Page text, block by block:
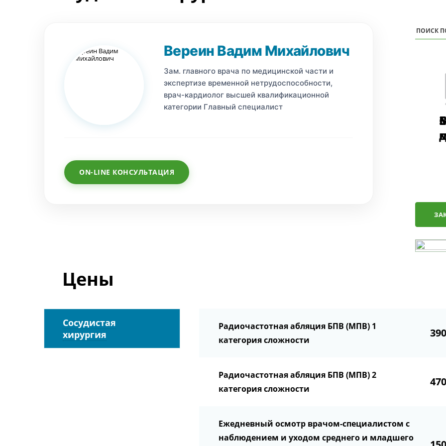
Вереин Вадим Михайлович
Зам. главного врача по медицинской части и
экспертизе временной нетрудоспособности,
врач-кардиолог высшей квалификационной
категории Главный специалист
ON-LINE КОНСУЛЬТАЦИЯ
Цены
Сосудистая
хирургия
Радиочастотная абляция БПВ (МПВ) 1
категория сложности
Радиочастотная абляция БПВ (МПВ) 2
категория сложности
Ежедневный осмотр врачом-специалистом с
наблюдением и уходом среднего и младшего